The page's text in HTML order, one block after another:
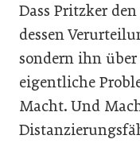
Dass Pritzker
dessen
sondern ihn
eigentliche
Macht. Und